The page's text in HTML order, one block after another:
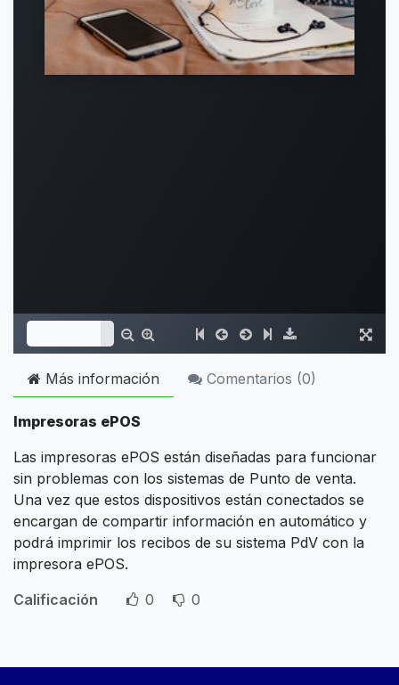
Más información Comentarios (0)
Impresoras ePOS
Las impresoras ePOS están diseñadas para funcionar
sin problemas con los sistemas de Punto de venta.
Una vez que estos dispositivos están conectados se
encargan de compartir información en automático y
podrá imprimir los recibos de su sistema PdV con la
impresora ePOS.
Calificación
0 0